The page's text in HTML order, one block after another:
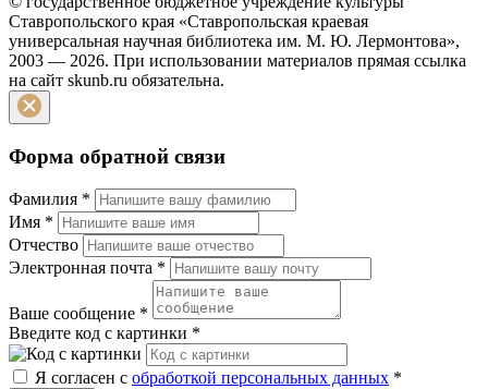
Ставропольского края «Ставропольская краевая
универсальная научная библиотека им. М. Ю. Лермонтова»,
2003 — 2026. При использовании материалов прямая ссылка
на сайт skunb.ru обязательна.
Форма обратной связи
Фамилия *
Имя *
Отчество
Электронная почта *
Ваше сообщение *
Введите код с картинки *
Я согласен с обработкой персональных данных *